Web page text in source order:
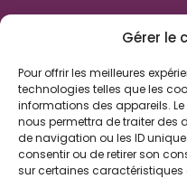
Gérer le
Pour offrir les meilleures
technologies telles que les
informations des appareils.
nous permettra de traiter des
de navigation ou les ID
consentir ou de retirer son
sur certaines caractéristiques